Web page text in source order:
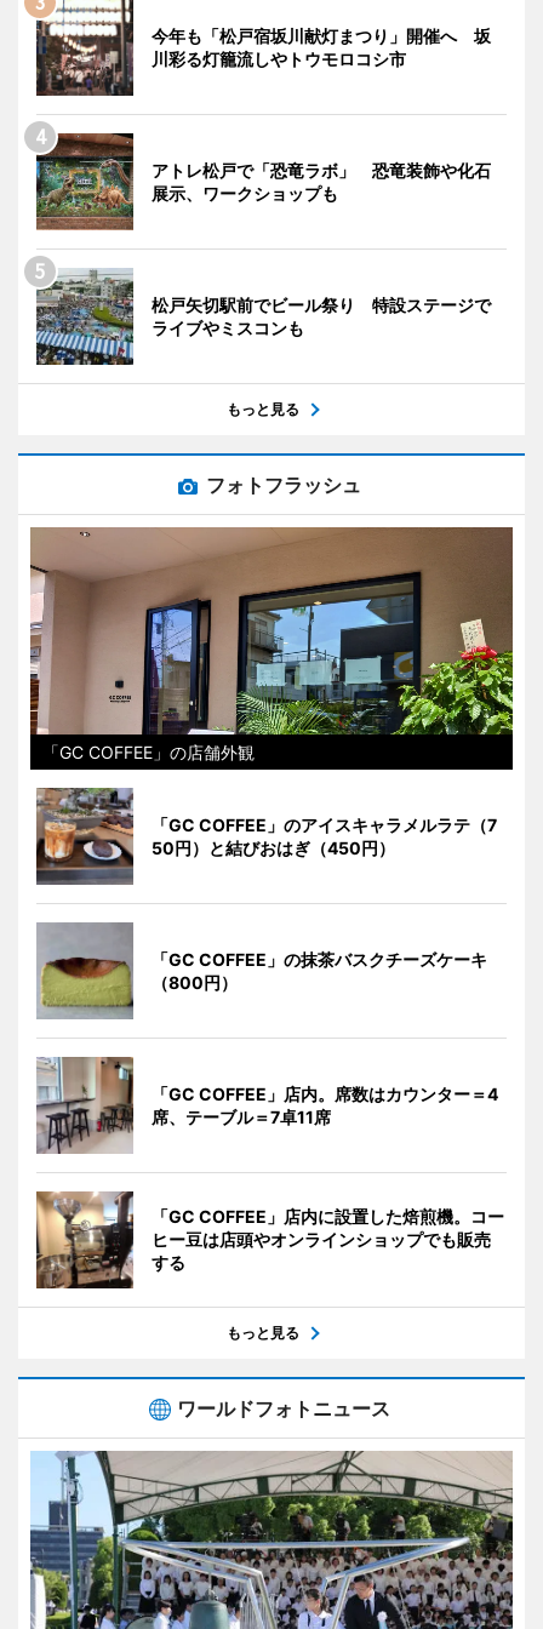
今年も「松戸宿坂川献灯まつり」開催へ 坂
川彩る灯籠流しやトウモロコシ市
アトレ松戸で「恐竜ラボ」 恐竜装飾や化石
展示、ワークショップも
松戸矢切駅前でビール祭り 特設ステージで
ライブやミスコンも
もっと見る
フォトフラッシュ
「GC COFFEE」の店舗外観
「GC COFFEE」のアイスキャラメルラテ（7
50円）と結びおはぎ（450円）
「GC COFFEE」の抹茶バスクチーズケーキ
（800円）
「GC COFFEE」店内。席数はカウンター＝4
席、テーブル＝7卓11席
「GC COFFEE」店内に設置した焙煎機。コー
ヒー豆は店頭やオンラインショップでも販売
する
もっと見る
ワールドフォトニュース